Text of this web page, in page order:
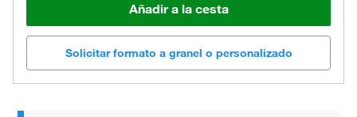
Añadir a la cesta
Solicitar formato a granel o personalizado